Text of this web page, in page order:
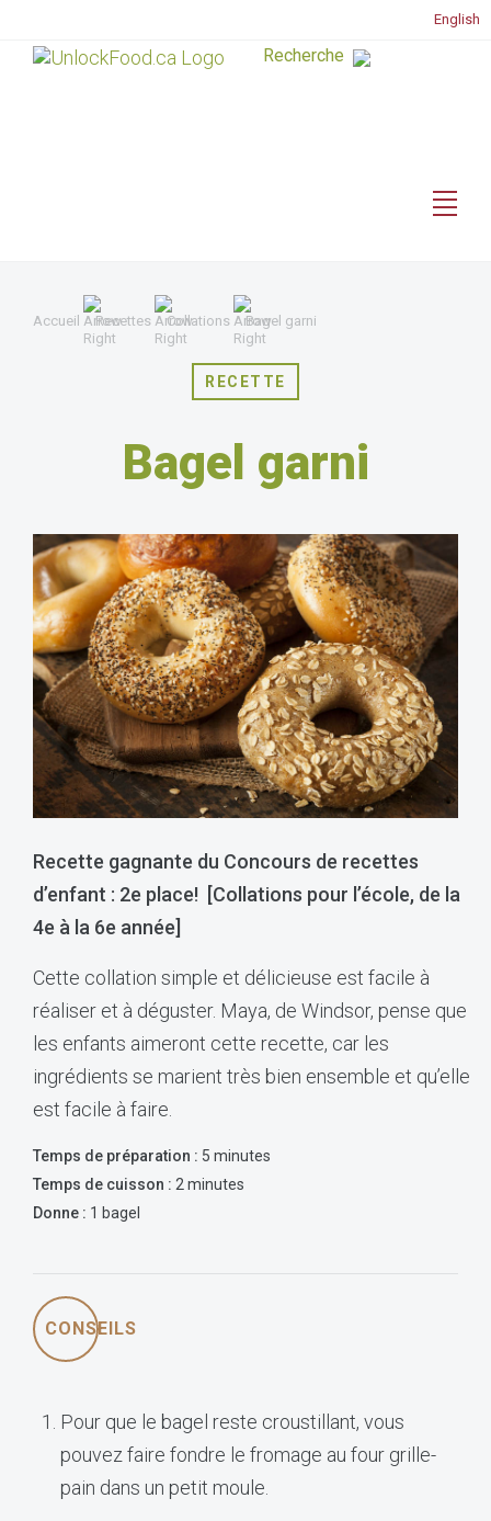
English
Accueil Recettes Collations Bagel garni
RECETTE
Bagel garni
Recette gagnante du Concours de recettes
d’enfant : 2e place! [Collations pour l’école, de la
4e à la 6e année]
Cette collation simple et délicieuse est facile à
réaliser et à déguster. Maya, de Windsor, pense que
les enfants aimeront cette recette, car les
ingrédients se marient très bien ensemble et qu’elle
est facile à faire.
Temps de préparation : 5 minutes
Temps de cuisson : 2 minutes
Donne : 1 bagel
CONSEILS
Pour que le bagel reste croustillant, vous
pouvez faire fondre le fromage au four grille-
pain dans un petit moule.